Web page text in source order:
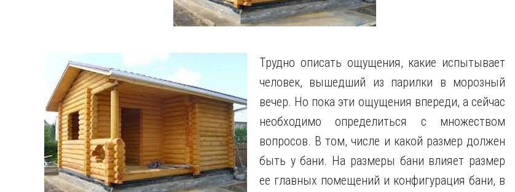
Трудно описать ощущения, какие испытывает
человек, вышедший из парилки в морозный
вечер. Но пока эти ощущения впереди, а сейчас
необходимо определиться с множеством
вопросов. В том, числе и какой размер должен
быть у бани. На размеры бани влияет размер
ее главных помещений и конфигурация бани, в